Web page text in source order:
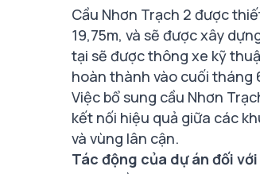
Cầu Nhơn Trạch 2 được
19,75m, và sẽ được xây
tại sẽ được thông xe kỹ
hoàn thành vào cuối tháng
Việc bổ sung cầu Nhơn
kết nối hiệu quả giữa các
và vùng lân cận.
Tác động của dự án đối